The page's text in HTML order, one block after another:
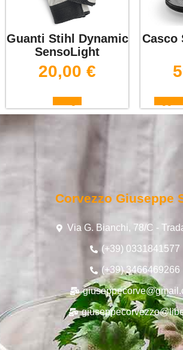
Guanti Stihl Dynamic
SensoLight
20,00 €
Casco
Corvezzo Giuseppe
Via G. Bianchi, 78/C -
(+39) 0331841577
(+39) 3466469266